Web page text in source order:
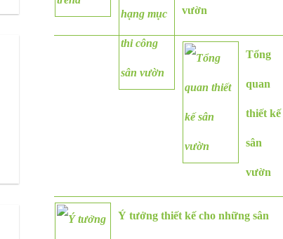
vườn
Tổng
quan
thiết kế
sân
vườn
Ý tưởng thiết kế cho những sân